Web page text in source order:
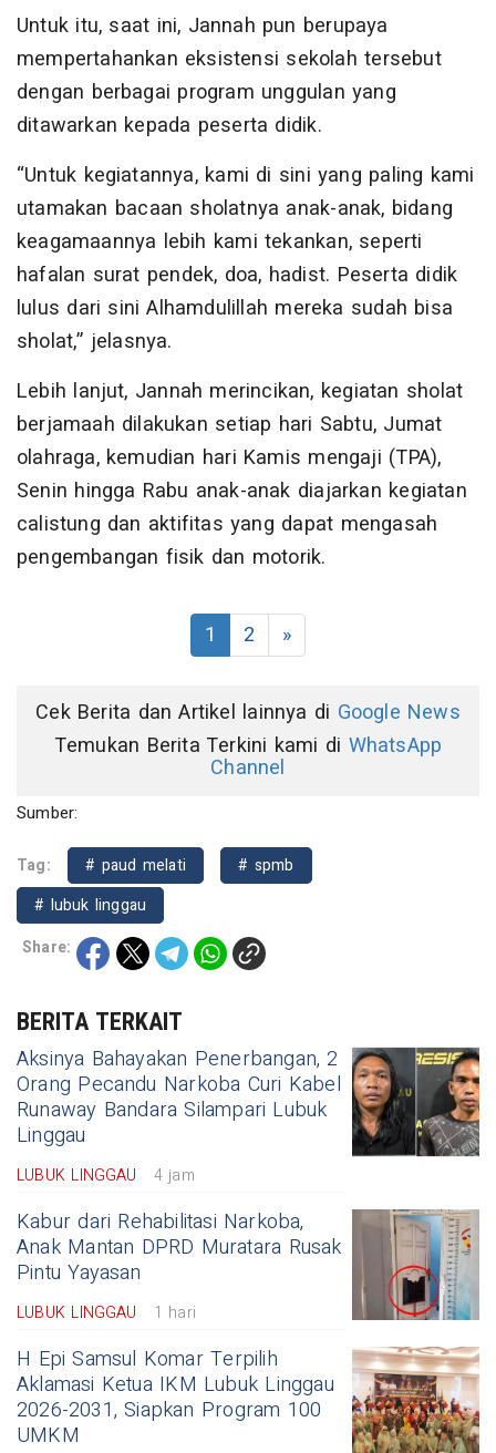
Untuk itu, saat ini, Jannah pun berupaya
mempertahankan eksistensi sekolah tersebut
dengan berbagai program unggulan yang
ditawarkan kepada peserta didik.
“Untuk kegiatannya, kami di sini yang paling kami
utamakan bacaan sholatnya anak-anak, bidang
keagamaannya lebih kami tekankan, seperti
hafalan surat pendek, doa, hadist. Peserta didik
lulus dari sini Alhamdulillah mereka sudah bisa
sholat,” jelasnya.
Lebih lanjut, Jannah merincikan, kegiatan sholat
berjamaah dilakukan setiap hari Sabtu, Jumat
olahraga, kemudian hari Kamis mengaji (TPA),
Senin hingga Rabu anak-anak diajarkan kegiatan
calistung dan aktifitas yang dapat mengasah
pengembangan fisik dan motorik.
1 2 »
Cek Berita dan Artikel lainnya di Google News
Temukan Berita Terkini kami di WhatsApp
Channel
Sumber:
Tag: # paud melati
# spmb
# lubuk linggau
Share:
BERITA TERKAIT
Aksinya Bahayakan Penerbangan, 2
Orang Pecandu Narkoba Curi Kabel
Runaway Bandara Silampari Lubuk
Linggau
LUBUK LINGGAU 4 jam
Kabur dari Rehabilitasi Narkoba,
Anak Mantan DPRD Muratara Rusak
Pintu Yayasan
LUBUK LINGGAU 1 hari
H Epi Samsul Komar Terpilih
Aklamasi Ketua IKM Lubuk Linggau
2026-2031, Siapkan Program 100
UMKM